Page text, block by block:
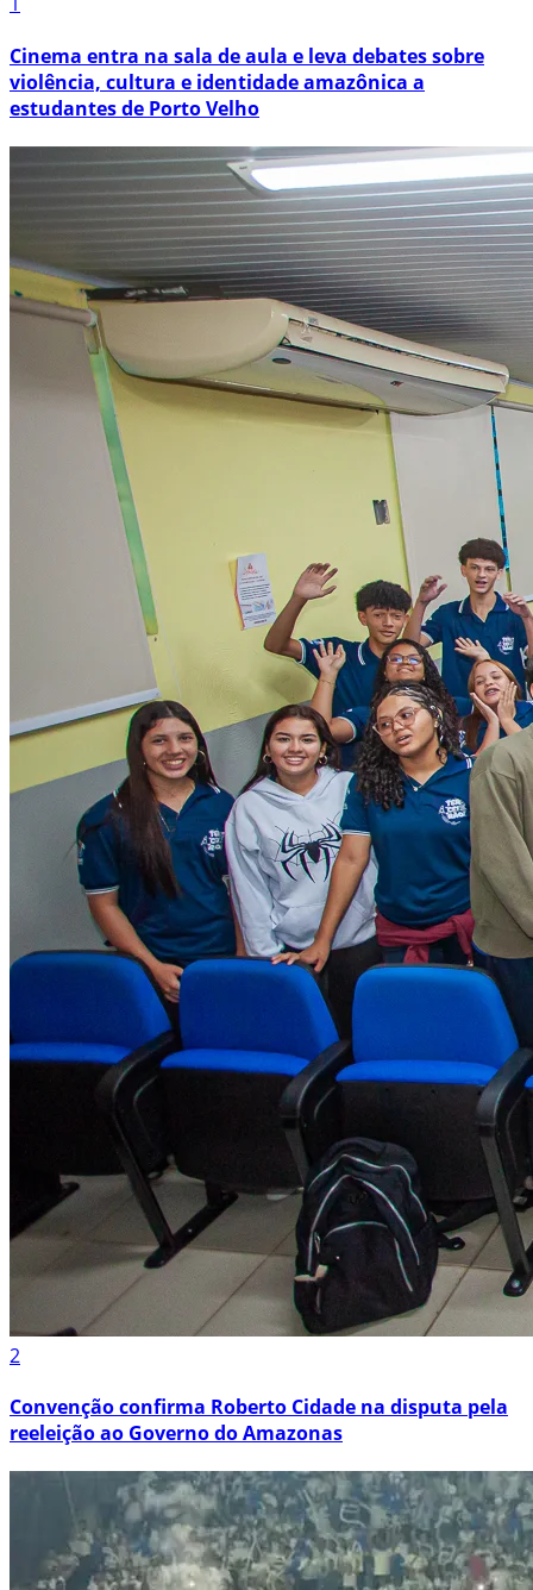
Cinema entra na sala de aula e leva debates sobre
violência, cultura e identidade amazônica a
estudantes de Porto Velho
2
Convenção confirma Roberto Cidade na disputa pela
reeleição ao Governo do Amazonas